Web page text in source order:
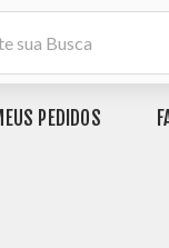
PEDIDOS